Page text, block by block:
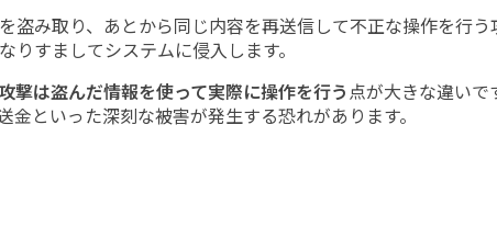
盗み取り、あとから同じ内容を再送信して不正な操作を行
すましてシステムに侵入します。
撃は盗んだ情報を使って実際に操作を行う 点が大きな違いで
といった深刻な被害が発生する恐れがあります。